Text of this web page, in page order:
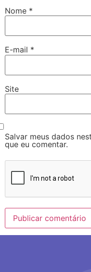
Nome *
E-mail *
Site
Salvar meus dados
que eu comentar.